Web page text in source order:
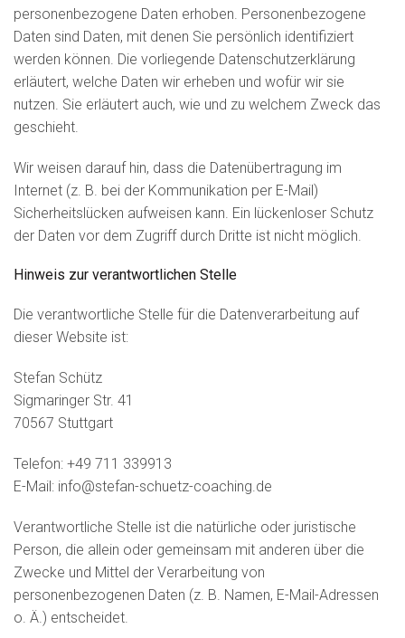
personenbezogene Daten erhoben. Personenbezogene
Daten sind Daten, mit denen Sie persönlich identifiziert
werden können. Die vorliegende Datenschutzerklärung
erläutert, welche Daten wir erheben und wofür wir sie
nutzen. Sie erläutert auch, wie und zu welchem Zweck das
geschieht.
Wir weisen darauf hin, dass die Datenübertragung im
Internet (z. B. bei der Kommunikation per E-Mail)
Sicherheitslücken aufweisen kann. Ein lückenloser Schutz
der Daten vor dem Zugriff durch Dritte ist nicht möglich.
Hinweis zur verantwortlichen Stelle
Die verantwortliche Stelle für die Datenverarbeitung auf
dieser Website ist:
Stefan Schütz
Sigmaringer Str. 41
70567 Stuttgart
Telefon: +49 711 339913
E-Mail: info@stefan-schuetz-coaching.de
Verantwortliche Stelle ist die natürliche oder juristische
Person, die allein oder gemeinsam mit anderen über die
Zwecke und Mittel der Verarbeitung von
personenbezogenen Daten (z. B. Namen, E-Mail-Adressen
o. Ä.) entscheidet.